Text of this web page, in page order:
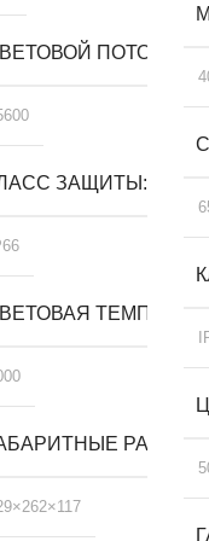
К
ММ
ПОТОК, ЛМ
ЗАЩИТЫ